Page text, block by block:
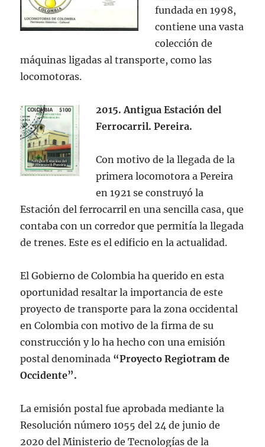
fundada en 1998,
contiene una vasta
colección de
máquinas ligadas al transporte, como las
locomotoras.
2015. Antigua Estación del
Ferrocarril. Pereira.
Con motivo de la llegada de la
primera locomotora a Pereira
en 1921 se construyó la
Estación del ferrocarril en una sencilla casa, que
contaba con un corredor que permitía la llegada
de trenes. Este es el edificio en la actualidad.
El Gobierno de Colombia ha querido en esta
oportunidad resaltar la importancia de este
proyecto de transporte para la zona occidental
en Colombia con motivo de la firma de su
construcción y lo ha hecho con una emisión
postal denominada “Proyecto Regiotram de
Occidente”.
La emisión postal fue aprobada mediante la
Resolución número 1055 del 24 de junio de
2020 del Ministerio de Tecnologías de la